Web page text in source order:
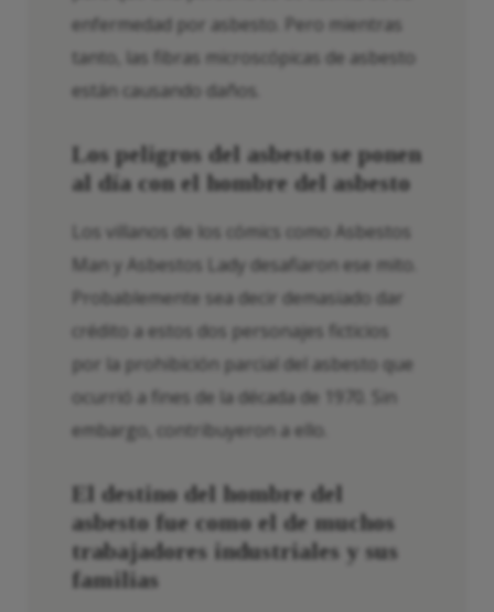
enfermedad por asbesto. Pero mientras
tanto, las fibras microscópicas de asbesto
están causando daños.
Los peligros del asbesto se ponen
al día con el hombre del asbesto
Los villanos de los cómics como Asbestos
Man y Asbestos Lady desafiaron ese mito.
Probablemente sea decir demasiado dar
crédito a estos dos personajes ficticios
por la prohibición parcial del asbesto que
ocurrió a fines de la década de 1970. Sin
embargo, contribuyeron a ello.
El destino del hombre del
asbesto fue como el de muchos
trabajadores industriales y sus
familias